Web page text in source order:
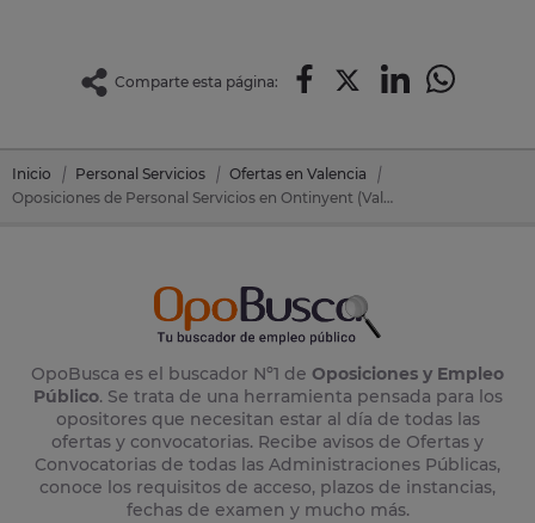
Comparte esta página:
Inicio Personal Servicios
Ofertas en Valencia
Oposiciones de Personal Servicios en Ontinyent (Valencia)
OpoBusca es el buscador Nº1 de Oposiciones y Empleo
Público. Se trata de una herramienta pensada para los
opositores que necesitan estar al día de todas las
ofertas y convocatorias. Recibe avisos de Ofertas y
Convocatorias de todas las Administraciones Públicas,
conoce los requisitos de acceso, plazos de instancias,
fechas de examen y mucho más.